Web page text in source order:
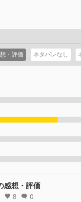
・評価 ネタバレなし
感想・評価
8 0